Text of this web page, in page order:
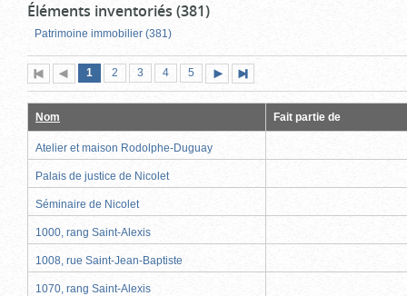
Éléments inventoriés (381)
Patrimoine immobilier (381)
Première
page
Page
précédente
Page
1 (page
actuelle)
Page
2 Page
3 Page
4 Page
5
suivante
page
Nom Fait partie de
Atelier et maison Rodolphe-Duguay
Palais de justice de Nicolet
Séminaire de Nicolet
1000, rang Saint-Alexis
1008, rue Saint-Jean-Baptiste
1070, rang Saint-Alexis